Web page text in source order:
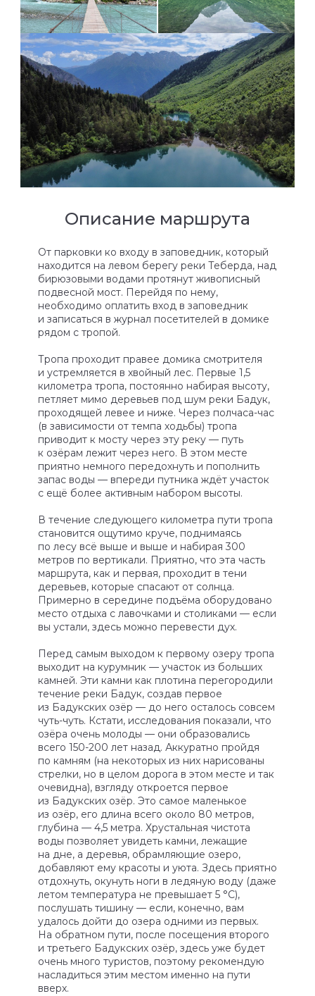
Описание маршрута
От парковки ко входу в заповедник, который
находится на левом берегу реки Теберда, над
бирюзовыми водами протянут живописный
подвесной мост. Перейдя по нему,
необходимо оплатить вход в заповедник
и записаться в журнал посетителей в домике
рядом с тропой.
Тропа проходит правее домика смотрителя
и устремляется в хвойный лес. Первые 1,5
километра тропа, постоянно набирая высоту,
петляет мимо деревьев под шум реки Бадук,
проходящей левее и ниже. Через полчаса-час
(в зависимости от темпа ходьбы) тропа
приводит к мосту через эту реку — путь
к озёрам лежит через него. В этом месте
приятно немного передохнуть и пополнить
запас воды — впереди путника ждёт участок
с ещё более активным набором высоты.
В течение следующего километра пути тропа
становится ощутимо круче, поднимаясь
по лесу всё выше и выше и набирая 300
метров по вертикали. Приятно, что эта часть
маршрута, как и первая, проходит в тени
деревьев, которые спасают от солнца.
Примерно в середине подъёма оборудовано
место отдыха с лавочками и столиками — если
вы устали, здесь можно перевести дух.
Перед самым выходом к первому озеру тропа
выходит на курумник — участок из больших
камней. Эти камни как плотина перегородили
течение реки Бадук, создав первое
из Бадукских озёр — до него осталось совсем
чуть-чуть. Кстати, исследования показали, что
озёра очень молоды — они образовались
всего 150-200 лет назад. Аккуратно пройдя
по камням (на некоторых из них нарисованы
стрелки, но в целом дорога в этом месте и так
очевидна), взгляду откроется первое
из Бадукских озёр. Это самое маленькое
из озёр, его длина всего около 80 метров,
глубина — 4,5 метра. Хрустальная чистота
воды позволяет увидеть камни, лежащие
на дне, а деревья, обрамляющие озеро,
добавляют ему красоты и уюта. Здесь приятно
отдохнуть, окунуть ноги в ледяную воду (даже
летом температура не превышает 5 °C),
послушать тишину — если, конечно, вам
удалось дойти до озера одними из первых.
На обратном пути, после посещения второго
и третьего Бадукских озёр, здесь уже будет
очень много туристов, поэтому рекомендую
насладиться этим местом именно на пути
вверх.